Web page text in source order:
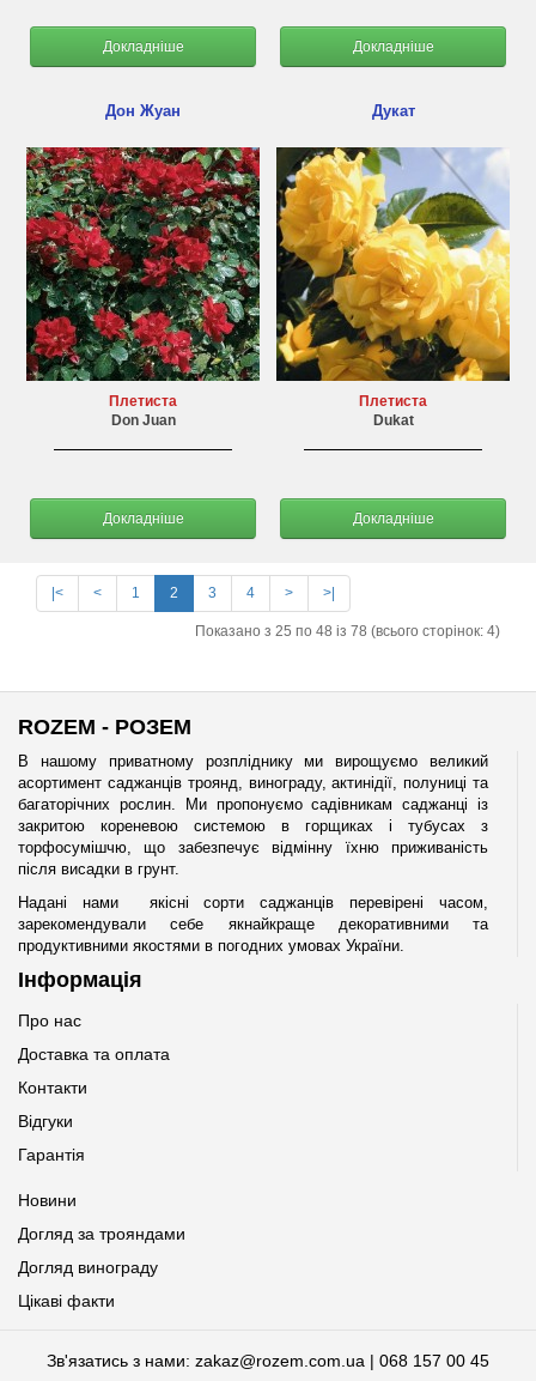
Докладніше Докладніше
Дон Жуан
Плетиста
Don Juan
Докладніше
Дукат
Плетиста
Dukat
Докладніше
|< < 1 2 3 4 > >|
Показано з 25 по 48 із 78 (всього сторінок: 4)
ROZEM - РОЗЕМ
В нашому приватному розпліднику ми вирощуємо великий
асортимент саджанців троянд, винограду, актинідії, полуниці та
багаторічних рослин. Ми пропонуємо садівникам саджанці із
закритою кореневою системою в горщиках і тубусах з
торфосумішчю, що забезпечує відмінну їхню приживаність
після висадки в грунт.
Надані нами якісні сорти саджанців перевірені часом,
зарекомендували себе якнайкраще декоративними та
продуктивними якостями в погодних умовах України.
Інформація
Про нас
Доставка та оплата
Контакти
Відгуки
Гарантія
Новини
Догляд за трояндами
Догляд винограду
Цікаві факти
Зв'язатись з нами: zakaz@rozem.com.ua | 068 157 00 45